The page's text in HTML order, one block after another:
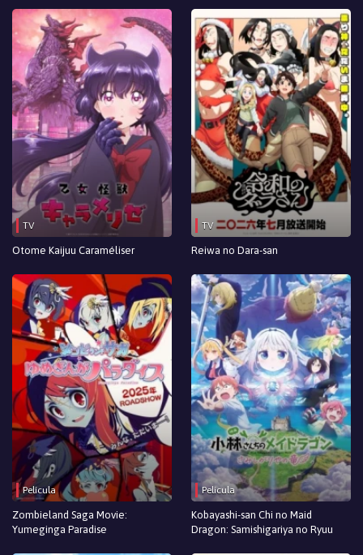
TV
Otome Kaijuu Caraméliser
TV
Reiwa no Dara-san
Película
Zombieland Saga Movie:
Yumeginga Paradise
Película
Kobayashi-san Chi no Maid
Dragon: Samishigariya no Ryuu